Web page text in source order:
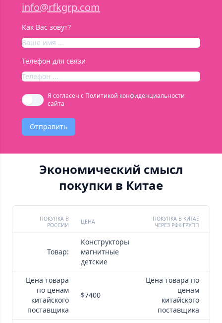
info@rfkgrp.com
Как Вас зовут?
Телефон для связи
Я согласен с Политикой конфиденциальности
сайта
Отправить
Экономический смысл
покупки в Китае
ПОКУПКА В
РОССИИ
ЦЕНА
ПОКУПКА В КИТАЕ
ЧЕРЕЗ РФК ГРУПП
Товар:
Конструкторы
магнитные
детские
Цена товара
по ценам
китайского
поставщика
$7400
Цена товара по
ценам
китайского
поставщика